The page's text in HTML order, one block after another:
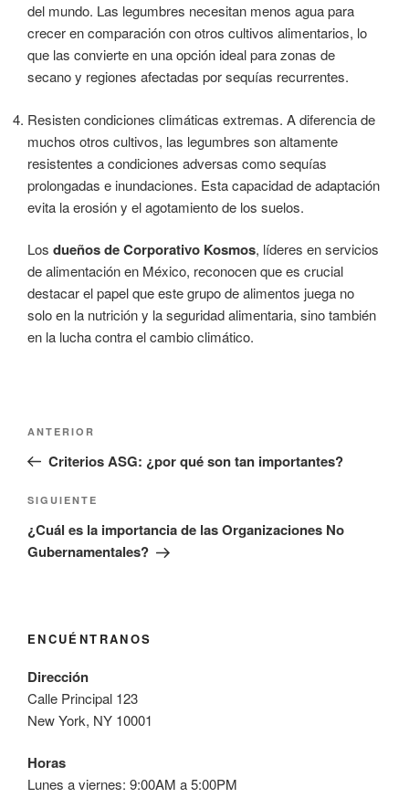
del mundo. Las legumbres necesitan menos agua para
crecer en comparación con otros cultivos alimentarios, lo
que las convierte en una opción ideal para zonas de
secano y regiones afectadas por sequías recurrentes.
Resisten condiciones climáticas extremas. A diferencia de
muchos otros cultivos, las legumbres son altamente
resistentes a condiciones adversas como sequías
prolongadas e inundaciones. Esta capacidad de adaptación
evita la erosión y el agotamiento de los suelos.
Los dueños de Corporativo Kosmos, líderes en servicios
de alimentación en México, reconocen que es crucial
destacar el papel que este grupo de alimentos juega no
solo en la nutrición y la seguridad alimentaria, sino también
en la lucha contra el cambio climático.
entradas
Entrada
anterior:
ANTERIOR
Criterios ASG: ¿por qué son tan importantes?
Siguiente
entrada
SIGUIENTE
¿Cuál es la importancia de las Organizaciones No
Gubernamentales?
ENCUÉNTRANOS
Dirección
Calle Principal 123
New York, NY 10001
Horas
Lunes a viernes: 9:00AM a 5:00PM